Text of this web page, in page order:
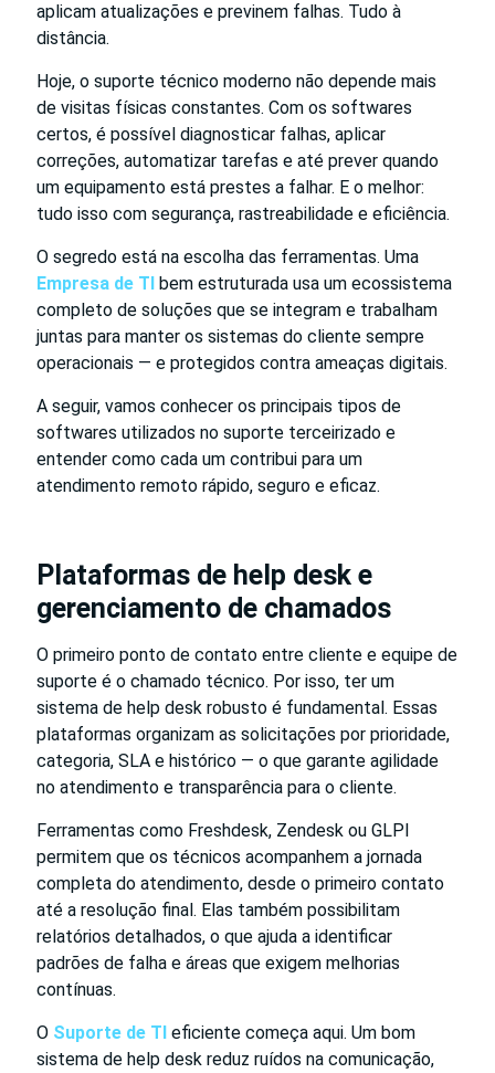
aplicam atualizações e previnem falhas. Tudo à
distância.
Hoje, o suporte técnico moderno não depende mais
de visitas físicas constantes. Com os softwares
certos, é possível diagnosticar falhas, aplicar
correções, automatizar tarefas e até prever quando
um equipamento está prestes a falhar. E o melhor:
tudo isso com segurança, rastreabilidade e eficiência.
O segredo está na escolha das ferramentas. Uma
Empresa de TI bem estruturada usa um ecossistema
completo de soluções que se integram e trabalham
juntas para manter os sistemas do cliente sempre
operacionais — e protegidos contra ameaças digitais.
A seguir, vamos conhecer os principais tipos de
softwares utilizados no suporte terceirizado e
entender como cada um contribui para um
atendimento remoto rápido, seguro e eficaz.
Plataformas de help desk e
gerenciamento de chamados
O primeiro ponto de contato entre cliente e equipe de
suporte é o chamado técnico. Por isso, ter um
sistema de help desk robusto é fundamental. Essas
plataformas organizam as solicitações por prioridade,
categoria, SLA e histórico — o que garante agilidade
no atendimento e transparência para o cliente.
Ferramentas como Freshdesk, Zendesk ou GLPI
permitem que os técnicos acompanhem a jornada
completa do atendimento, desde o primeiro contato
até a resolução final. Elas também possibilitam
relatórios detalhados, o que ajuda a identificar
padrões de falha e áreas que exigem melhorias
contínuas.
O Suporte de TI eficiente começa aqui. Um bom
sistema de help desk reduz ruídos na comunicação,